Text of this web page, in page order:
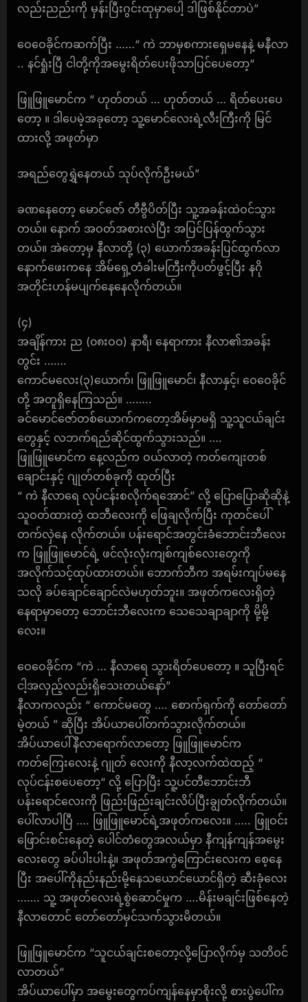
လည်းညည်းကို မှန်းပြီးဂွင်းထုမှာပေါ့ ဒါဖြစ်နိုင်တာပဲ”
ဝေဝေခိုင်ကဆက်ပြီး ……“ ကဲ ဘာမှစကားရှေမနေနဲ့ မနီလာ
.. နင်ရှုံးပြီ ငါတို့ကိုအမွေးရိတ်ပေးဖိုသာပြင်ပေတော့“
ဖြူဖြူမောင်က “ ဟုတ်တယ် … ဟုတ်တယ် … ရိတ်ပေးပေ
တော့ ။ ဒါပေမဲ့အခုတော့ သူ့မောင်လေးရဲ့လီးကြီးကို မြင်
ထားလို့ အဖုတ်မှာ
အရည်တွေရွှဲနေတယ် သုပ်လိုက်ဦးမယ်”
ခဏနေတော့ မောင်ဇော် တီဗွီပိတ်ပြီး သူ့အခန်းထဲဝင်သွား
တယ်။ နောက် အဝတ်အစားလဲပြီး အပြင်ပြန်ထွက်သွား
တယ်။ အဲတော့မှ နီလာတို့ (၃) ယောက်အခန်းပြင်ထွက်လာ
နောက်ဖေးကနေ အိမ်ရှေ့တံခါးမကြီးကိုပတ်ဖွင့်ပြီး နဂို
အတိုင်းဟန်မပျက်နေနေလိုက်တယ်။
(၄)
အချိန်ကား ည (၀၈းဝဝ) နာရီ၊ နေရာကား နီလာ၏အခန်း
တွင်း …….
ကောင်မလေး(၃)ယောက်၊ ဖြူဖြူမောင်၊ နီလာနှင့်၊ ဝေဝေခိုင်
တို့ အတူရှိနေကြသည်။ ……..
ခင်မောင်ဇော်တစ်ယောက်ကတော့အိမ်မှာမရှိ သူ့သူငယ်ချင်း
တွေနှင့် လဘက်ရည်ဆိုင်ထွက်သွားသည်။ ….
ဖြူဖြူမောင်က နေ့လည်က ဝယ်လာတဲ့ ကတ်ကျေးတစ်
ချောင်းနှင့် ဂျုတ်တစ်ခုကို ထုတ်ပြီး
“ ကဲ နီလာရေ လုပ်ငန်းစလိုက်ရအောင်” လို့ ပြောပြောဆိုဆိုနဲ့
သူဝတ်ထားတဲ့ ထဘီလေးကို ဖြေချလိုက်ပြီး ကုတင်ပေါ်
တက်လှဲနေ လိုက်တယ်။ ပန်းရောင်အတွင်းခံဘောင်းဘီလေး
က ဖြူဖြူမောင်ရဲ့ ဖင်လုံးလုံးကျစ်ကျစ်လေးတွေကို
အလိုက်သင့်ထုပ်ထားတယ်။ ဘောက်ဘီက အရမ်းကျပ်မနေ
သလို ခပ်ချောင်ချောင်လဲမဟုတ်ဘူး။ အဖုတ်ကလေးရှိတဲ့
နေရာမှာတော့ ဘောင်းဘီလေးက သေသေချာချာကို မို့မို့
လေး။
ဝေဝေခိုင်က “ကဲ … နီလာရေ သွားရိတ်ပေတော့ ။ သူပြီးရင်
ငါ့အလှည့်လည်းရှိသေးတယ်နော်”
နီလာကလည်း “ ကောင်မတွေ …. စောက်ရှက်ကို တော်တော်
မဲ့တယ် ” ဆိုပြီး အိပ်ယာပေါ်တက်သွားလိုက်တယ်။
အိပ်ယာပေါ်နီလာရောက်လာတော့ ဖြူဖြူမောင်က
ကတ်ကြေးလေးနဲ့ ဂျုတ် လေးကို နီလာ့လက်ထဲထည့် “
လုပ်ငန်းစပေတော့“ လို့ ပြောပြီး သူ့ပင်တီဘောင်းဘီ
ပန်းရောင်လေးကို ဖြည်းဖြည်းချင်းလိပ်ပြီးချွတ်လိုက်တယ်။
ပေါ်လာပါပြီ …. ဖြူဖြူမောင်ရဲ့အဖုတ်ကလေး။ ….. ဖြူဝင်း
ဖြောင်းစင်းနေတဲ့ ပေါင်တံတွေအလယ်မှာ နီကျန်ကျန်အမွေး
လေးတွေ ခပ်ပါးပါးနဲ့။ အဖုတ်အကွဲကြောင်းလေးက စေ့နေ
ပြီး အပေါ်ကိုနည်းနည်းမို့နေသယောင်ယောင်ရှိတဲ့ ဆီးခုံလေး
……. သူ့ အဖုတ်လေးရဲ့စွဲဆောင်မှုက ….မိန်းမချင်းဖြစ်နေတဲ့
နီလာတောင် တော်တော်မှင်သက်သွားမိတယ်။
ဖြူဖြူမောင်က “သူငယ်ချင်းစတော့လို့ပြောလိုက်မှ သတိဝင်
လာတယ်“
အိပ်ယာပေါ်မှာ အမွေးတွေကပ်ကျန်နေမှာစိုးလို့ စားပွဲပေါ်က